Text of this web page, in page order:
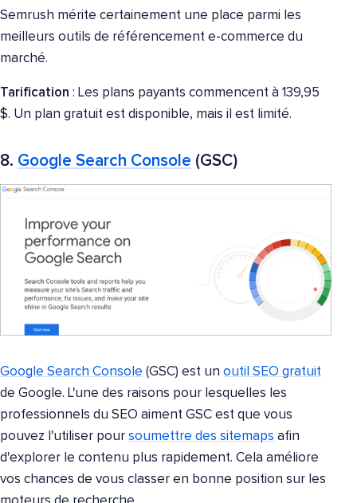
Semrush mérite certainement une place parmi les
meilleurs outils de référencement e-commerce du
marché.
Tarification : Les plans payants commencent à 139,95
$. Un plan gratuit est disponible, mais il est limité.
8. Google Search Console (GSC)
Google Search Console (GSC) est un outil SEO gratuit
de Google. L'une des raisons pour lesquelles les
professionnels du SEO aiment GSC est que vous
pouvez l'utiliser pour soumettre des sitemaps afin
d'explorer le contenu plus rapidement. Cela améliore
vos chances de vous classer en bonne position sur les